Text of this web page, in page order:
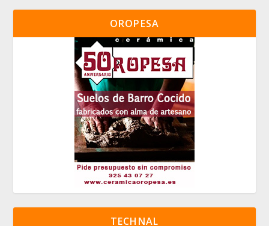
OROPESA
TECHNAL